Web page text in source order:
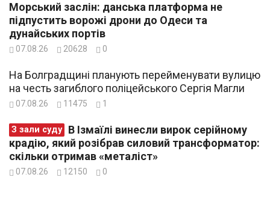
Морський заслін: данська платформа не
підпустить ворожі дрони до Одеси та
дунайських портів
07.08.26 20628 0
На Болградщині планують перейменувати вулицю
на честь загиблого поліцейського Сергія Магли
07.08.26 11475 1
З зали суду
крадію, який розібрав силовий трансформатор:
скільки отримав «металіст»
07.08.26 12150 0